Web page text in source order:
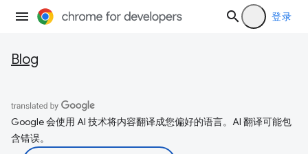
登录
Blog
Google 会使用 AI 技术将内容翻译成您偏好的语言。AI 翻译可能包
含错误。